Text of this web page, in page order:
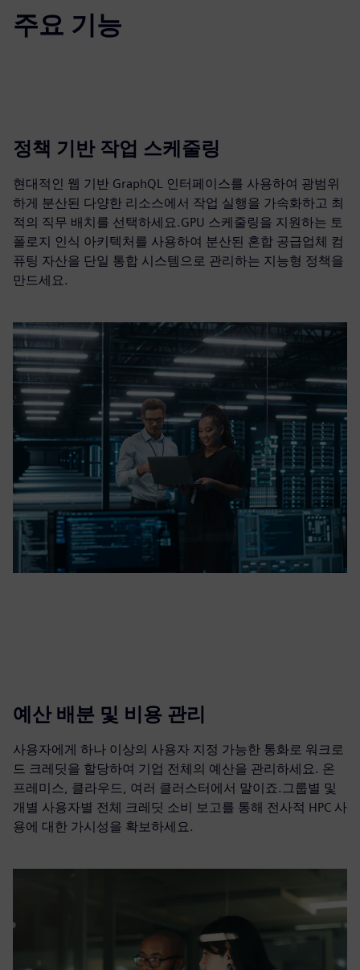
주요 기능
정책 기반 작업 스케줄링
현대적인 웹 기반 GraphQL 인터페이스를 사용하여 광범위
하게 분산된 다양한 리소스에서 작업 실행을 가속화하고 최
적의 직무 배치를 선택하세요.GPU 스케줄링을 지원하는 토
폴로지 인식 아키텍처를 사용하여 분산된 혼합 공급업체 컴
퓨팅 자산을 단일 통합 시스템으로 관리하는 지능형 정책을
만드세요.
예산 배분 및 비용 관리
사용자에게 하나 이상의 사용자 지정 가능한 통화로 워크로
드 크레딧을 할당하여 기업 전체의 예산을 관리하세요. 온
프레미스, 클라우드, 여러 클러스터에서 말이죠.그룹별 및
개별 사용자별 전체 크레딧 소비 보고를 통해 전사적 HPC 사
용에 대한 가시성을 확보하세요.